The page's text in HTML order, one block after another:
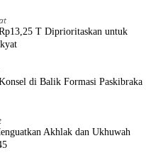
T Diprioritaskan untuk
di Balik Formasi Paskibraka
Akhlak dan Ukhuwah